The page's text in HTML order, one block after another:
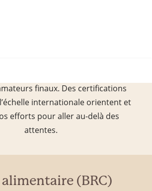
finaux. Des certifications
internationale orientent et
efforts pour aller au-delà des
attentes.
(BRC)